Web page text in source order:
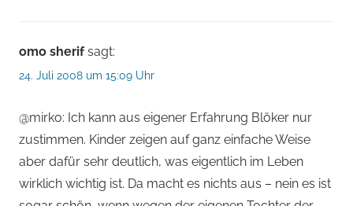
omo sherif sagt:
24. Juli 2008 um 15:09 Uhr
@mirko: Ich kann aus eigener Erfahrung Blöker nur
zustimmen. Kinder zeigen auf ganz einfache Weise
aber dafür sehr deutlich, was eigentlich im Leben
wirklich wichtig ist. Da macht es nichts aus – nein es ist